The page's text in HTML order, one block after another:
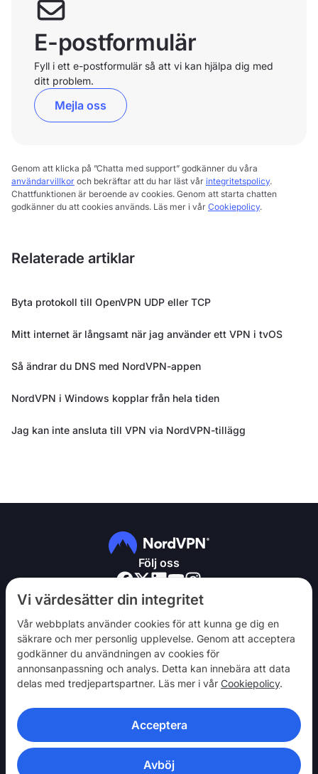
Vi värdesätter din integritet
Vår webbplats använder cookies för att kunna ge dig en
säkrare och mer personlig upplevelse. Genom att acceptera
godkänner du användningen av cookies för
annonsanpassning och analys. Detta kan innebära att data
delas med tredjepartspartner. Läs mer i vår Cookiepolicy.
Acceptera
Avböj
E-postformulär
Fyll i ett e-postformulär så att vi kan hjälpa dig med
ditt problem.
Mejla oss
Genom att klicka på ”Chatta med support” godkänner du våra
användarvillkor och bekräftar att du har läst vår integritetspolicy.
Chattfunktionen är beroende av cookies. Genom att starta chatten
godkänner du att cookies används. Läs mer i vår Cookiepolicy.
Relaterade artiklar
Byta protokoll till OpenVPN UDP eller TCP
Mitt internet är långsamt när jag använder ett VPN i tvOS
Så ändrar du DNS med NordVPN-appen
NordVPN i Windows kopplar från hela tiden
Jag kan inte ansluta till VPN via NordVPN-tillägg
Följ oss
NordVPN
Engagera dig
Hjälp
Upptäck
VPN-APPAR